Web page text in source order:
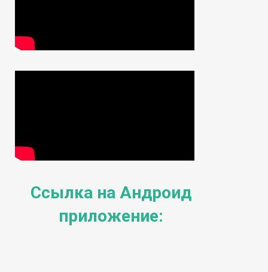
Ссылка на Андроид
приложение: